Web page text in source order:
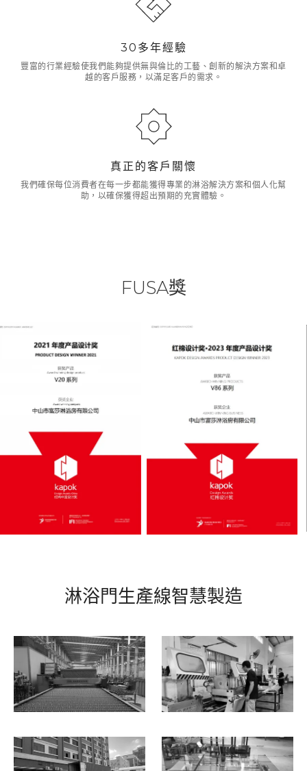
30多年經驗
豐富的行業經驗使我們能夠提供無與倫比的工藝、創新的解決方案和卓
越的客戶服務，以滿足客戶的需求。
真正的客戶關懷
我們確保每位消費者在每一步都能獲得專業的淋浴解決方案和個人化幫
助，以確保獲得超出預期的充實體驗。
FUSA獎
淋浴門生產線智慧製造